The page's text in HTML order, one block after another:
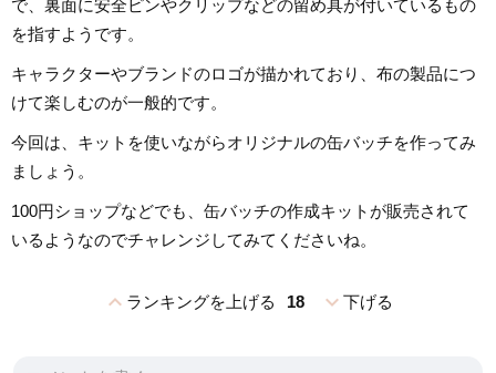
で、裏面に安全ピンやクリップなどの留め具が付いているもの
を指すようです。
キャラクターやブランドのロゴが描かれており、布の製品につ
けて楽しむのが一般的です。
今回は、キットを使いながらオリジナルの缶バッチを作ってみ
ましょう。
100円ショップなどでも、缶バッチの作成キットが販売されて
いるようなのでチャレンジしてみてくださいね。
expand_lessランキングを上げる 18 expand_more下げる